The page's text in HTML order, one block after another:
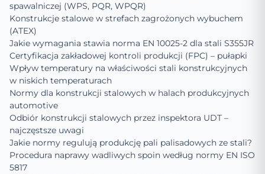
spawalniczej (WPS, PQR, WPQR)
Konstrukcje stalowe w strefach zagrożonych wybuchem
(ATEX)
Jakie wymagania stawia norma EN 10025-2 dla stali S355JR
Certyfikacja zakładowej kontroli produkcji (FPC) – pułapki
Wpływ temperatury na właściwości stali konstrukcyjnych
w niskich temperaturach
Normy dla konstrukcji stalowych w halach produkcyjnych
automotive
Odbiór konstrukcji stalowych przez inspektora UDT –
najczęstsze uwagi
Jakie normy regulują produkcję pali palisadowych ze stali?
Procedura naprawy wadliwych spoin według normy EN ISO
5817